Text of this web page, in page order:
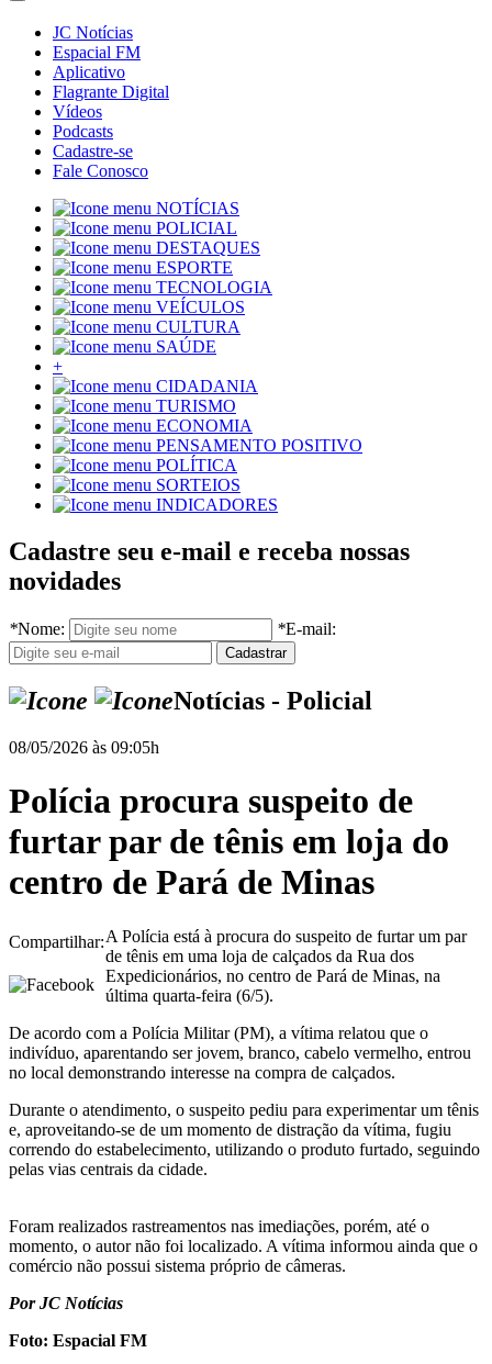
JC Notícias
Espacial FM
Aplicativo
Flagrante Digital
Vídeos
Podcasts
Cadastre-se
Fale Conosco
NOTÍCIAS
POLICIAL
DESTAQUES
ESPORTE
TECNOLOGIA
VEÍCULOS
CULTURA
SAÚDE
+
CIDADANIA
TURISMO
ECONOMIA
PENSAMENTO POSITIVO
POLÍTICA
SORTEIOS
INDICADORES
Cadastre seu e-mail e receba nossas
novidades
*Nome: *E-mail:
Notícias - Policial
08/05/2026 às 09:05h
Polícia procura suspeito de
furtar par de tênis em loja do
centro de Pará de Minas
Compartilhar:A Polícia está à procura do suspeito de furtar um par
de tênis em uma loja de calçados da Rua dos
Expedicionários, no centro de Pará de Minas, na
última quarta-feira (6/5).
De acordo com a Polícia Militar (PM), a vítima relatou que o
indivíduo, aparentando ser jovem, branco, cabelo vermelho, entrou
no local demonstrando interesse na compra de calçados.
Durante o atendimento, o suspeito pediu para experimentar um tênis
e, aproveitando-se de um momento de distração da vítima, fugiu
correndo do estabelecimento, utilizando o produto furtado, seguindo
pelas vias centrais da cidade.
Foram realizados rastreamentos nas imediações, porém, até o
momento, o autor não foi localizado. A vítima informou ainda que o
comércio não possui sistema próprio de câmeras.
Por JC Notícias
Foto: Espacial FM